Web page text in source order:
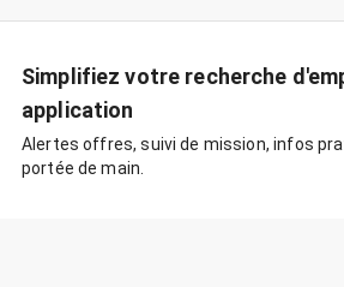
Simplifiez votre recherche
application
Alertes offres, suivi de mission, infos
portée de main.